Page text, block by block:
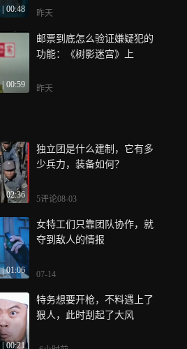
00:48 昨天
| 00:59
邮票到底怎么验证嫌疑犯的
功能：《树影迷宫》上
昨天
02:36
独立团是什么建制，它有多
少兵力，装备如何？
5评论08-03
| 01:06
女特工们只靠团队协作，就
夺到敌人的情报
07-14
00:21
特务想要开枪，不料遇上了
狠人，此时刮起了大风